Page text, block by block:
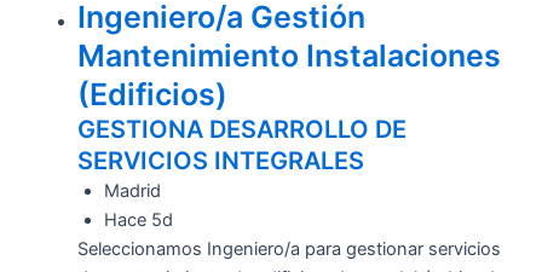
Ingeniero/a Gestión
Mantenimiento Instalaciones
(Edificios)
GESTIONA DESARROLLO DE
SERVICIOS INTEGRALES
Madrid
Hace 5d
Seleccionamos Ingeniero/a para gestionar servicios